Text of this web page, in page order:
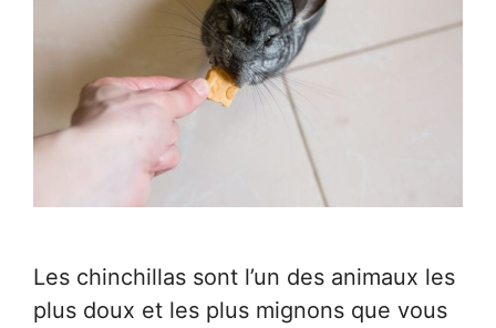
Les chinchillas sont l’un des animaux les
plus doux et les plus mignons que vous